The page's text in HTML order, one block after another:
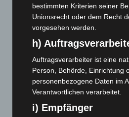
März 2024(103)
Februar 2024
Januar 2024
(111)
November 2023(130)
Oktober 2023(114)
September 2023(133)
August 2023(134)
bestimmten Kriterien seiner
Unionsrecht oder dem Recht
vorgesehen werden.
h)
Auftragsverarbeiter ist eine
Person, Behörde, Einrichtung
personenbezogene Daten im
Verantwortlichen verarbeitet.
i) Empfänger